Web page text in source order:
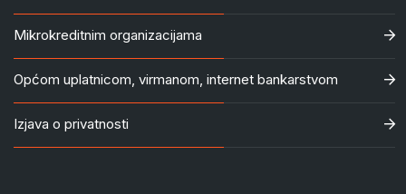
Mikrokreditnim organizacijama
Općom uplatnicom, virmanom, internet bankarstvom
Izjava o privatnosti